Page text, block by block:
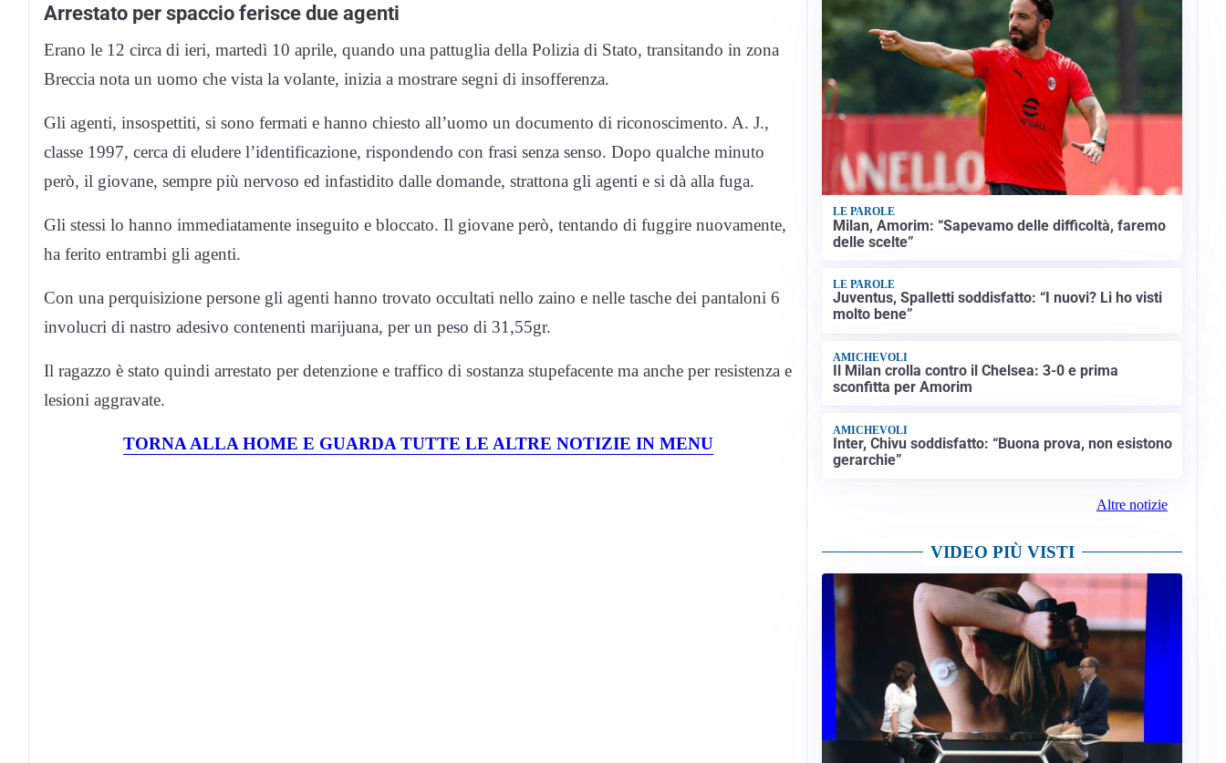
Arrestato per spaccio ferisce due agenti
Erano le 12 circa di ieri, martedì 10 aprile, quando una pattuglia della Polizia di Stato, transitando in zona
Breccia nota un uomo che vista la volante, inizia a mostrare segni di insofferenza.
Gli agenti, insospettiti, si sono fermati e hanno chiesto all’uomo un documento di riconoscimento. A. J.,
classe 1997, cerca di eludere l’identificazione, rispondendo con frasi senza senso. Dopo qualche minuto
però, il giovane, sempre più nervoso ed infastidito dalle domande, strattona gli agenti e si dà alla fuga.
Gli stessi lo hanno immediatamente inseguito e bloccato. Il giovane però, tentando di fuggire nuovamente,
ha ferito entrambi gli agenti.
Con una perquisizione persone gli agenti hanno trovato occultati nello zaino e nelle tasche dei pantaloni 6
involucri di nastro adesivo contenenti marijuana, per un peso di 31,55gr.
Il ragazzo è stato quindi arrestato per detenzione e traffico di sostanza stupefacente ma anche per resistenza e
lesioni aggravate.
TORNA ALLA HOME E GUARDA TUTTE LE ALTRE NOTIZIE IN MENU
LE PAROLE
Milan, Amorim: “Sapevamo delle difficoltà, faremo
delle scelte”
LE PAROLE
Juventus, Spalletti soddisfatto: “I nuovi? Li ho visti
molto bene”
AMICHEVOLI
Il Milan crolla contro il Chelsea: 3-0 e prima
sconfitta per Amorim
AMICHEVOLI
Inter, Chivu soddisfatto: “Buona prova, non esistono
gerarchie”
Altre notizie
VIDEO PIÙ VISTI